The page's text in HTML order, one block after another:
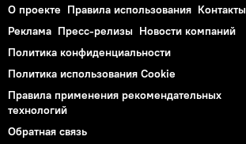
О проекте Правила использования Контакты
Реклама Пресс-релизы Новости компаний
Политика конфиденциальности
Политика использования Cookie
Правила применения рекомендательных
технологий
Обратная связь